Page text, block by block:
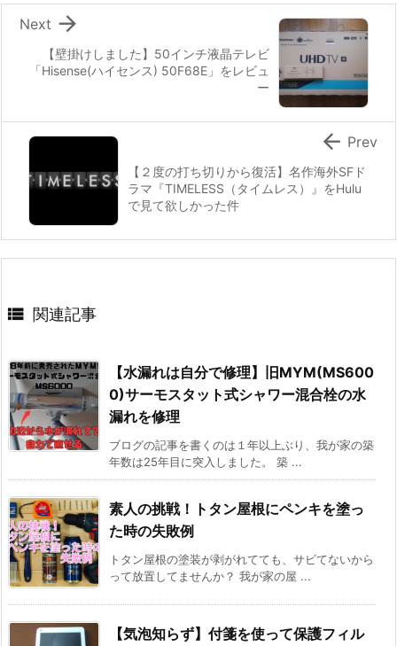
【壁掛けしました】50インチ液晶テレビ
「Hisense(ハイセンス) 50F68E」をレビュ
ー

Next
【２度の打ち切りから復活】名作海外SFド
ラマ『TIMELESS（タイムレス）』をHulu
で見て欲しかった件
 Prev
 関連記事
【水漏れは自分で修理】旧MYM(MS600
0)サーモスタット式シャワー混合栓の水
漏れを修理
ブログの記事を書くのは１年以上ぶり、我が家の築
年数は25年目に突入しました。 築 ...
素人の挑戦！トタン屋根にペンキを塗っ
た時の失敗例
トタン屋根の塗装が剥がれてても、サビてないから
って放置してませんか？ 我が家の屋 ...
【気泡知らず】付箋を使って保護フィル